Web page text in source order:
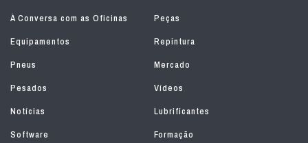
À Conversa com as Oficinas
Peças
Equipamentos
Repintura
Pneus
Mercado
Pesados
Vídeos
Notícias
Lubrificantes
Software
Formação